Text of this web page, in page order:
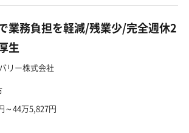
業務負担を軽減/残業少/完全週休2
生
リー株式会社
～44万5,827円